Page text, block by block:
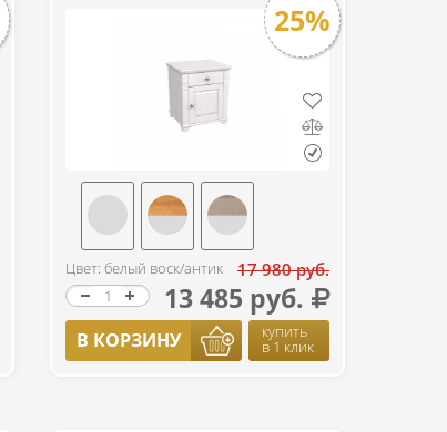
25%
Цвет: белый воск/антик 17 980 руб.
13 485 руб.
В КОРЗИНУ купить
в 1 клик